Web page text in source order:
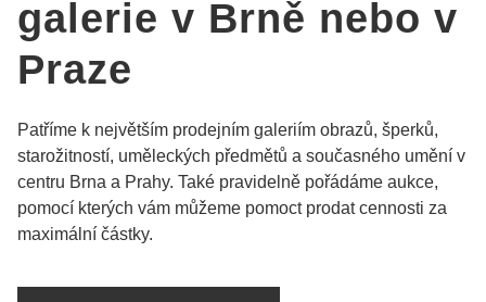
galerie v Brně nebo v
Praze
Patříme k největším prodejním galeriím obrazů, šperků,
starožitností, uměleckých předmětů a současného umění v
centru Brna a Prahy. Také pravidelně pořádáme aukce,
pomocí kterých vám můžeme pomoct prodat cennosti za
maximální částky.